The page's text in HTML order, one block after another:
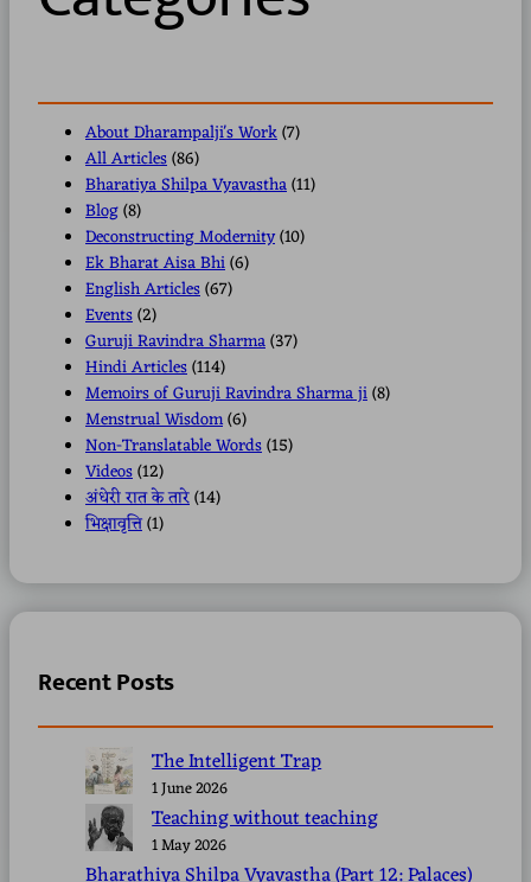
About Dharampalji's Work(7)
All Articles(86)
Bharatiya Shilpa Vyavastha(11)
Blog(8)
Deconstructing Modernity(10)
Ek Bharat Aisa Bhi(6)
English Articles(67)
Events(2)
Guruji Ravindra Sharma(37)
Hindi Articles(114)
Memoirs of Guruji Ravindra Sharma ji(8)
Menstrual Wisdom(6)
Non-Translatable Words(15)
Videos(12)
अंधेरी रात के तारे(14)
भिक्षावृत्ति(1)
Recent Posts
The Intelligent Trap
1 June 2026
Teaching without teaching
1 May 2026